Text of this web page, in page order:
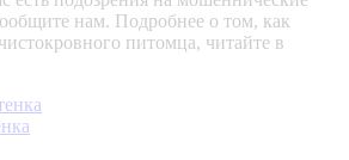
нам. Подробнее о том, как
питомца, читайте в